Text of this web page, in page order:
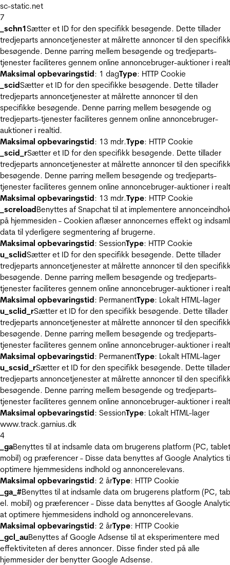
sc-static.net
7
_schn1Sætter et ID for den specifikk besøgende. Dette tillader
tredjeparts annoncetjenester at målrette annoncer til den
besøgende. Denne parring mellem besøgende og tredjeparts-
tjenester faciliteres gennem online annoncebruger-auktioner i
Maksimal opbevaringstid: 1 dagType: HTTP Cookie
_scidSætter et ID for den specifikke besøgende. Dette tillader
tredjeparts annoncetjenester at målrette annoncer til den
specifikke besøgende. Denne parring mellem besøgende og
tredjeparts-tjenester faciliteres gennem online annoncebruger-
auktioner i realtid.
Maksimal opbevaringstid: 13 mdr.Type: HTTP Cookie
_scid_rSætter et ID for den specifikk besøgende. Dette tillader
tredjeparts annoncetjenester at målrette annoncer til den
besøgende. Denne parring mellem besøgende og tredjeparts-
tjenester faciliteres gennem online annoncebruger-auktioner i
Maksimal opbevaringstid: 13 mdr.Type: HTTP Cookie
_screloadBenyttes af Snapchat til at implementere
på hjemmesiden - Cookien aflæser annoncernes effekt og
data til yderligere segmentering af brugerne.
Maksimal opbevaringstid: SessionType: HTTP Cookie
u_sclidSætter et ID for den specifikk besøgende. Dette tillader
tredjeparts annoncetjenester at målrette annoncer til den
besøgende. Denne parring mellem besøgende og tredjeparts-
tjenester faciliteres gennem online annoncebruger-auktioner i
Maksimal opbevaringstid: PermanentType: Lokalt HTML-lager
u_sclid_rSætter et ID for den specifikk besøgende. Dette tillader
tredjeparts annoncetjenester at målrette annoncer til den
besøgende. Denne parring mellem besøgende og tredjeparts-
tjenester faciliteres gennem online annoncebruger-auktioner i
Maksimal opbevaringstid: PermanentType: Lokalt HTML-lager
u_scsid_rSætter et ID for den specifikk besøgende. Dette tillader
tredjeparts annoncetjenester at målrette annoncer til den
besøgende. Denne parring mellem besøgende og tredjeparts-
tjenester faciliteres gennem online annoncebruger-auktioner i
Maksimal opbevaringstid: SessionType: Lokalt HTML-lager
www.track.garnius.dk
4
_gaBenyttes til at indsamle data om brugerens platform (PC,
mobil) og præferencer - Disse data benyttes af Google Analytics
optimere hjemmesidens indhold og annoncerelevans.
Maksimal opbevaringstid: 2 årType: HTTP Cookie
_ga_#Benyttes til at indsamle data om brugerens platform (PC,
el. mobil) og præferencer - Disse data benyttes af Google
at optimere hjemmesidens indhold og annoncerelevans.
Maksimal opbevaringstid: 2 årType: HTTP Cookie
_gcl_auBenyttes af Google Adsense til at eksperimentere med
effektiviteten af deres annoncer. Disse finder sted på alle
hjemmesider der benytter Google Adsense.